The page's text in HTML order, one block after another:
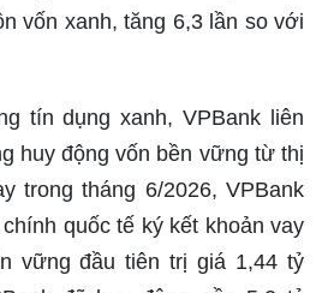
vốn xanh, tăng 6,3 lần so với
tín dụng xanh, VPBank liên
huy động vốn bền vững từ thị
trong tháng 6/2026, VPBank
quốc tế ký kết khoản vay
vững đầu tiên trị giá 1,44 tỷ